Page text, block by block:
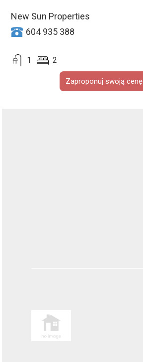
New Sun Properties
604 935 388
1 2
Zaproponuj swoją cenę